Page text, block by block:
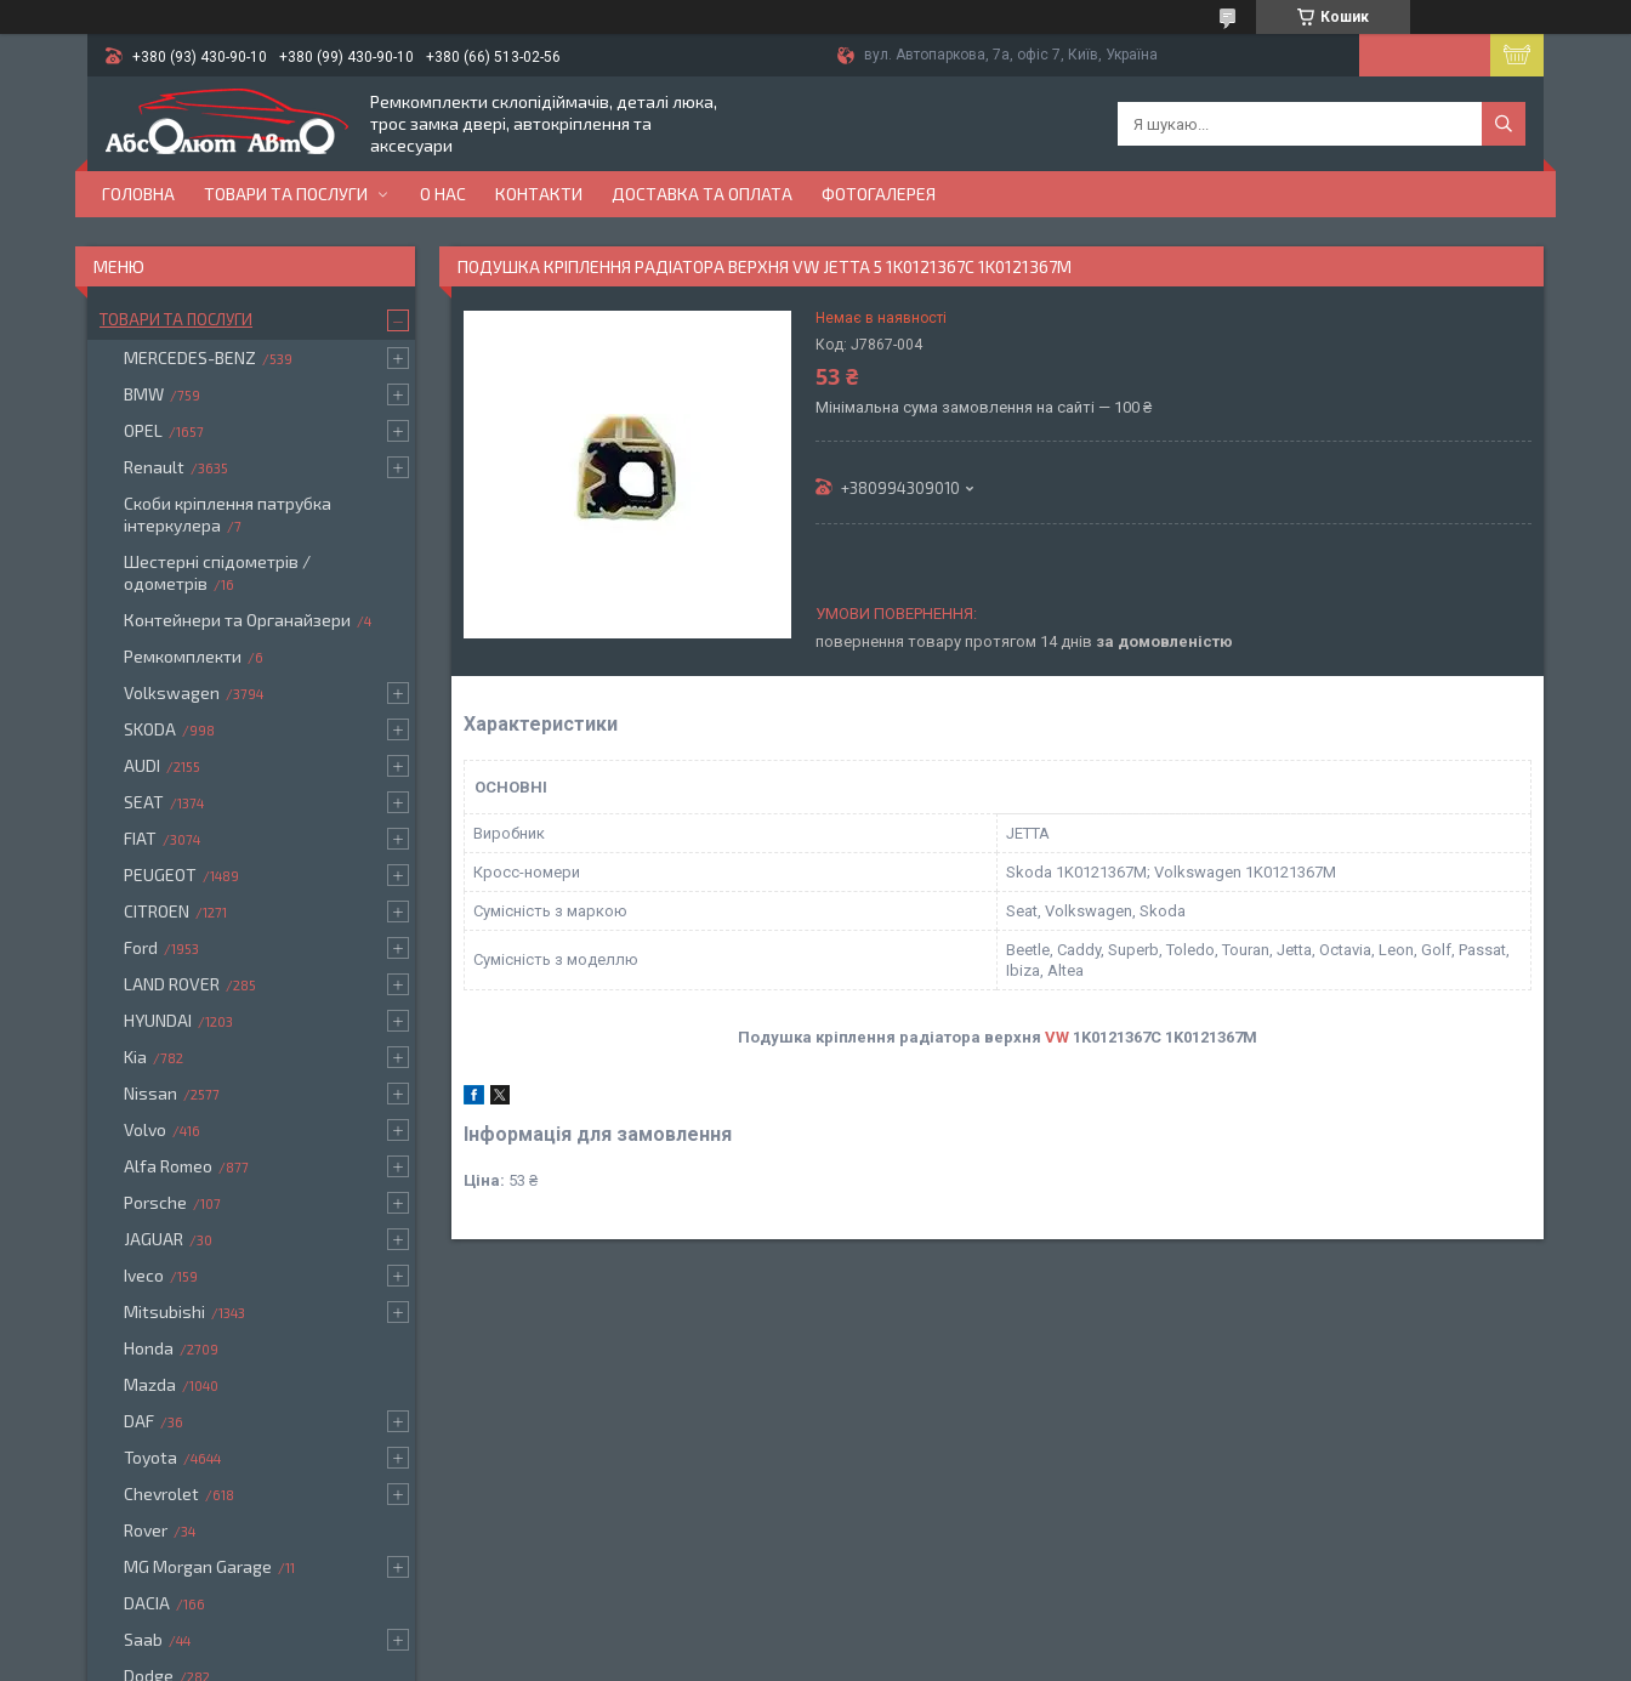
Кошик
+380 (93) 430-90-10 +380 (99) 430-90-10 +380 (66) 513-02-56 вул. Автопаркова, 7а, офіс 7, Київ, Україна
Ремкомплекти склопідіймачів, деталі люка,
трос замка двері, автокріплення та
аксесуари
ГОЛОВНА ТОВАРИ ТА ПОСЛУГИ О НАС КОНТАКТИ ДОСТАВКА ТА ОПЛАТА ФОТОГАЛЕРЕЯ
ПОДУШКА КРІПЛЕННЯ РАДІАТОРА ВЕРХНЯ VW JETTA 5 1K0121367C 1K0121367M
Немає в наявності
Код: J7867-004
53 ₴
Мінімальна сума замовлення на сайті — 100 ₴
+380994309010
повернення товару протягом 14 днів за домовленістю
Характеристики
ОСНОВНІ
Виробник JETTA
Кросс-номери Skoda 1K0121367M; Volkswagen 1K0121367M
Сумісність з маркою Seat, Volkswagen, Skoda
Сумісність з моделлю
Beetle, Caddy, Superb, Toledo, Touran, Jetta, Octavia, Leon, Golf, Passat,
Ibiza, Altea
Подушка кріплення радіатора верхня VW 1K0121367C 1K0121367M
Інформація для замовлення
Ціна: 53 ₴
ТОВАРИ ТА ПОСЛУГИ
MERCEDES-BENZ 539
BMW 759
OPEL 1657
Renault 3635
Скоби кріплення патрубка
інтеркулера
7
Шестерні спідометрів /
одометрів
16
Контейнери та Органайзери 4
Ремкомплекти 6
Volkswagen 3794
SKODA 998
AUDI 2155
SEAT 1374
FIAT 3074
PEUGEOT 1489
CITROEN 1271
Ford 1953
LAND ROVER 285
HYUNDAI 1203
Kia 782
Nissan 2577
Volvo 416
Alfa Romeo 877
Porsche 107
JAGUAR 30
Iveco 159
Mitsubishi 1343
Honda 2709
Mazda 1040
DAF 36
Toyota 4644
Chevrolet 618
Rover 34
MG Morgan Garage 11
DACIA 166
Saab 44
Dodge 282